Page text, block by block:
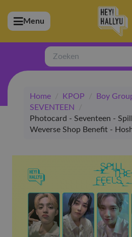
(Artiesten)
(Merchandise)
(Exclusive)
(Winkel)
Menu
Zoeken
Home / KPOP / Boy
SEVENTEEN
/
Photocard - Seventeen -
Weverse Shop Benefit -